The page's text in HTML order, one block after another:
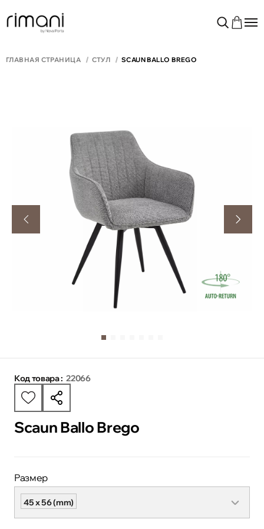
ГЛАВНАЯ СТРАНИЦА СТУЛ SCAUN BALLO BREGO
Код товара : 22066
Scaun Ballo Brego
Размер
45 x 56 (mm)